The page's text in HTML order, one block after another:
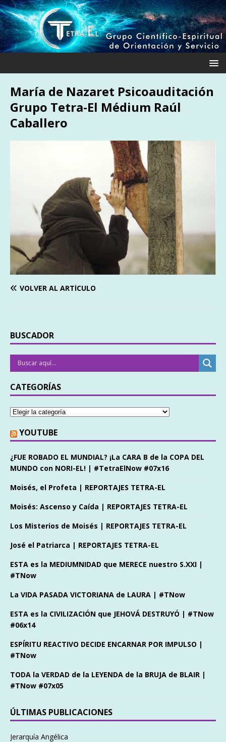
María de Nazaret Psicoauditación
Grupo Tetra-El Médium Raúl
Caballero
VOLVER AL ARTÍCULO
BUSCADOR
CATEGORÍAS
YOUTUBE
¿FUE ROBADO EL MUNDIAL? ¡La CARA B de la COPA DEL
MUNDO con NORI-EL! | #TetraElNow #07x16
Moisés, el Profeta | REPORTAJES TETRA-EL
Moisés: Ascenso y Caída | REPORTAJES TETRA-EL
Los Misterios de Moisés | REPORTAJES TETRA-EL
José el Patriarca | REPORTAJES TETRA-EL
ESTA es la MEDIUMNIDAD que MERECE nuestro S.XXI |
#TNow
La VIDA PASADA VICTORIANA de LAURA | #TNow
ESTA es la CIVILIZACIÓN que JEHOVÁ DESTRUYÓ | #TNow
#06x14
ESPÍRITU REACTIVO DECIDE ENCARNAR POR IMPULSO |
#TNow
TODA la VERDAD de la LEYENDA de la BRUJA de BLAIR |
#TNow #07x05
ÚLTIMAS PUBLICACIONES
Jerarquía Angélica